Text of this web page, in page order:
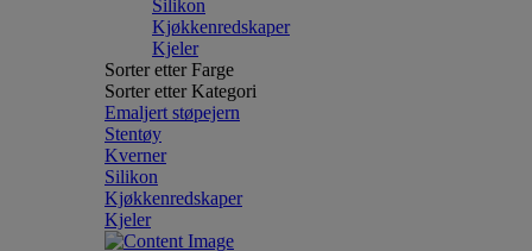
Silikon
Kjøkkenredskaper
Kjeler
Sorter etter Farge
Sorter etter Kategori
Emaljert støpejern
Stentøy
Kverner
Silikon
Kjøkkenredskaper
Kjeler